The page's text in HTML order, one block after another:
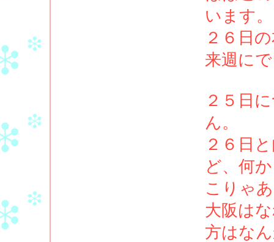
います。
２６日
来週に
２５日
ん。
２６日
ど、何
こりゃ
大阪は
方はな